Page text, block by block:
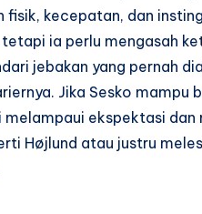
fisik, kecepatan, dan
ia perlu mengasah
jebakan yang pernah
Jika Sesko mampu
ekspektasi dan
Højlund atau justru